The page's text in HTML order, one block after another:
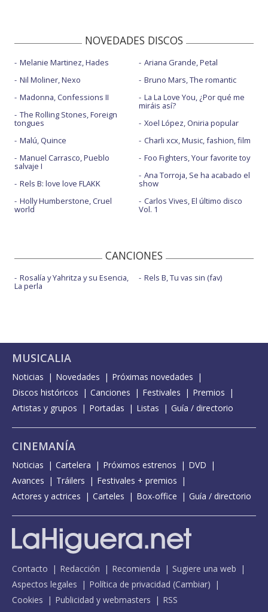
NOVEDADES DISCOS
Melanie Martinez, Hades
Nil Moliner, Nexo
Madonna, Confessions II
The Rolling Stones, Foreign
tongues
Malú, Quince
Manuel Carrasco, Pueblo
salvaje I
Rels B: love love FLAKK
Holly Humberstone, Cruel
world
Ariana Grande, Petal
Bruno Mars, The romantic
La La Love You, ¿Por qué me
miráis así?
Xoel López, Oniria popular
Charli xcx, Music, fashion, film
Foo Fighters, Your favorite toy
Ana Torroja, Se ha acabado el
show
Carlos Vives, El último disco
Vol. 1
CANCIONES
Rosalía y Yahritza y su Esencia,
La perla
Rels B, Tu vas sin (fav)
MUSICALIA
Noticias Novedades
Próximas novedades
Discos históricos
Canciones Festivales
Premios
Artistas y grupos
Portadas Listas Guía / directorio
CINEMANÍA
Noticias Cartelera Próximos estrenos
DVD
Avances
Tráilers
Festivales + premios
Actores y actrices
Carteles Box-office Guía / directorio
Contacto Redacción Recomienda
Sugiere una web
Aspectos legales
Política de privacidad (Cambiar)
Cookies
Publicidad y webmasters RSS